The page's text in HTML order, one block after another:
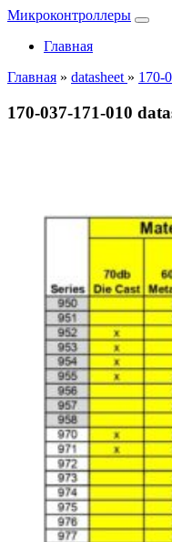
Микроконтроллеры
Главная
Главная » datasheet » 170-
170-037-171-010